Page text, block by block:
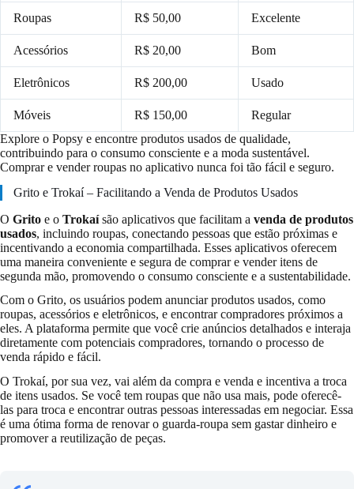
Roupas R$ 50,00 Excelente
Acessórios R$ 20,00 Bom
Eletrônicos R$ 200,00 Usado
Móveis R$ 150,00
Regular
Explore o Popsy e encontre produtos usados de qualidade,
contribuindo para o consumo consciente e a moda sustentável.
Comprar e vender roupas no aplicativo nunca foi tão fácil e seguro.
Grito e Trokaí – Facilitando a Venda de Produtos Usados
O Grito e o Trokaísão aplicativos que facilitam a venda de produtos
usados, incluindo roupas, conectando pessoas que estão próximas e
incentivando a economia compartilhada. Esses aplicativos oferecem
uma maneira conveniente e segura de comprar e vender itens de
segunda mão, promovendo o consumo consciente e a sustentabilidade.
Com o Grito, os usuários podem anunciar produtos usados, como
roupas, acessórios e eletrônicos, e encontrar compradores próximos a
eles. A plataforma permite que você crie anúncios detalhados e interaja
diretamente com potenciais compradores, tornando o processo de
venda rápido e fácil.
O Trokaí, por sua vez, vai além da compra e venda e incentiva a troca
de itens usados. Se você tem roupas que não usa mais, pode oferecê-
las para troca e encontrar outras pessoas interessadas em negociar. Essa
é uma ótima forma de renovar o guarda-roupa sem gastar dinheiro e
promover a reutilização de peças.